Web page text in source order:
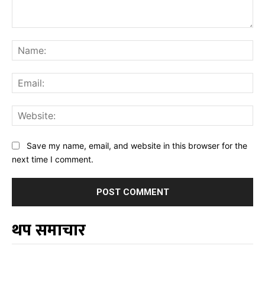
Save my name, email, and website in this browser for the
next time I comment.
थप समाचार